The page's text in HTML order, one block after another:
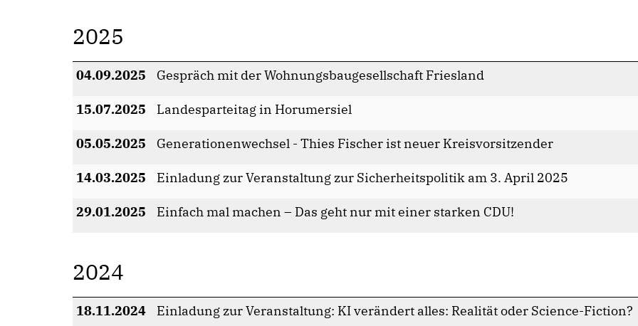
2025
04.09.2025 Gespräch mit der Wohnungsbaugesellschaft Friesland
15.07.2025 Landesparteitag in Horumersiel
05.05.2025 Generationenwechsel - Thies Fischer ist neuer Kreisvorsitzender
14.03.2025 Einladung zur Veranstaltung zur Sicherheitspolitik am 3. April 2025
29.01.2025 Einfach mal machen – Das geht nur mit einer starken CDU!
2024
18.11.2024 Einladung zur Veranstaltung: KI verändert alles: Realität oder Science-Fiction?